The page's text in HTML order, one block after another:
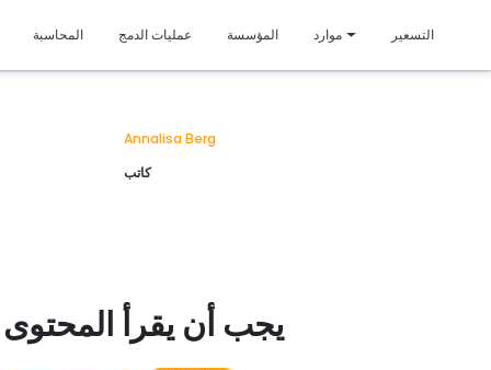
المحاسبة عمليات الدمج المؤسسة موارد التسعير
Annalisa Berg
كاتب
يجب أن يقرأ المحتوى